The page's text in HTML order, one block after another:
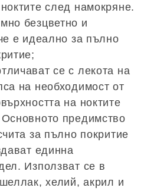
след намокряне.
безцветно и
е идеално за пълно
се с лекота на
на необходимост от
на ноктите
предимство
за пълно покритие
единна
Използват се в
хелий, акрил и